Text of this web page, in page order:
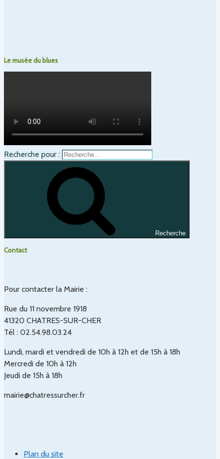
Le musée du blues
Recherche pour :
Recherche
Contact
Pour contacter la Mairie :
Rue du 11 novembre 1918
41320 CHATRES-SUR-CHER
Tél : 02.54.98.03.24
Lundi, mardi et vendredi de 10h à 12h et de 15h à 18h
Mercredi de 10h à 12h
Jeudi de 15h à 18h
mairie@chatressurcher.fr
Plan du site